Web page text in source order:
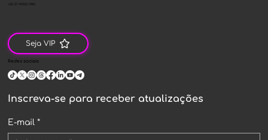
+55 51 99520-7881
Redes sociais
Seja VIP
Inscreva-se para receber atualizações
E-mail *